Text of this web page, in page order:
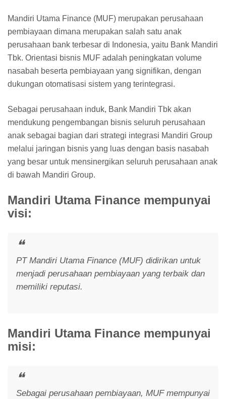
Mandiri Utama Finance (MUF) merupakan perusahaan
pembiayaan dimana merupakan salah satu anak
perusahaan bank terbesar di Indonesia, yaitu Bank Mandiri
Tbk. Orientasi bisnis MUF adalah peningkatan volume
nasabah beserta pembiayaan yang signifikan, dengan
dukungan otomatisasi sistem yang terintegrasi.
Sebagai perusahaan induk, Bank Mandiri Tbk akan
mendukung pengembangan bisnis seluruh perusahaan
anak sebagai bagian dari strategi integrasi Mandiri Group
melalui jaringan bisnis yang luas dengan basis nasabah
yang besar untuk mensinergikan seluruh perusahaan anak
di bawah Mandiri Group.
Mandiri Utama Finance mempunyai
visi:
PT Mandiri Utama Finance (MUF) didirikan untuk
menjadi perusahaan pembiayaan yang terbaik dan
memiliki reputasi.
Mandiri Utama Finance mempunyai
misi:
Sebagai perusahaan pembiayaan, MUF mempunyai